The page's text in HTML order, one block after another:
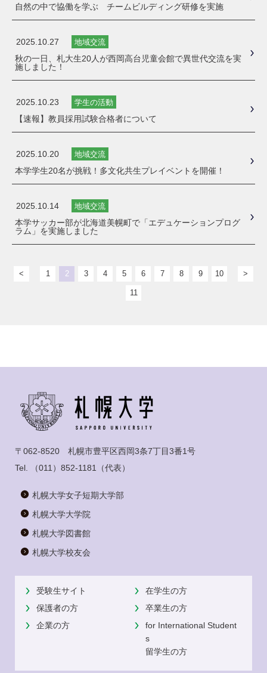
自然の中で協働を学ぶ チームビルディング研修を実施
2025.10.27 地域交流
秋の一日、札大生20人が西岡高台児童会館で異世代交流を実
施しました！
2025.10.23 学生の活動
【速報】教員採用試験合格者について
2025.10.20 地域交流
本学学生20名が挑戦！多文化共生プレイベントを開催！
2025.10.14 地域交流
本学サッカー部が北海道美幌町で「エデュケーションプログ
ラム」を実施しました
< 1 2 3 4 5 6 7 8 9 10
11
>
〒062-8520 札幌市豊平区西岡3条7丁目3番1号
Tel.
（011）852-1181 （代表）
札幌大学女子短期大学部
札幌大学大学院
札幌大学図書館
札幌大学校友会
受験生サイト
在学生の方
保護者の方
卒業生の方
企業の方
for International Student
s
留学生の方